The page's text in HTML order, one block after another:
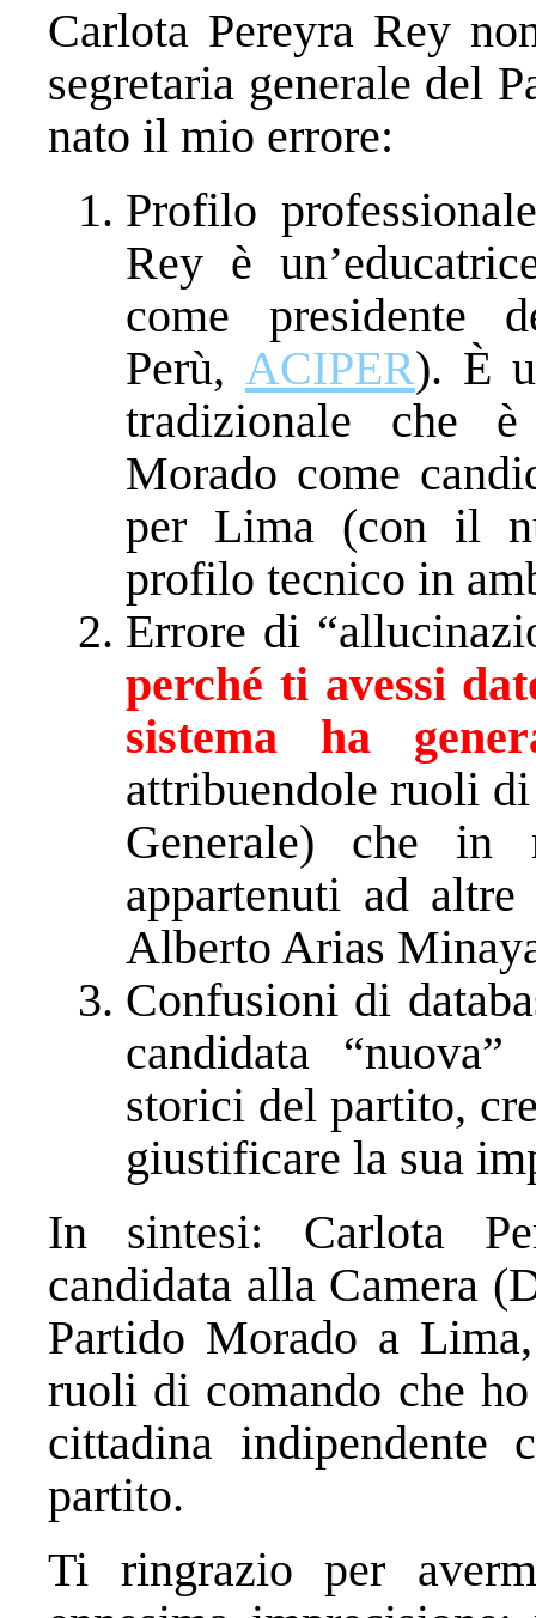
Carlota Pereyra Rey
segretaria generale del
nato il mio errore:
Profilo
Rey è
come presidente
Perù, ACIPER). È
tradizionale che
Morado come
per Lima (con il
profilo tecnico in
Errore di
perché ti avessi
sistema ha
attribuendole ruoli
Generale) che in
appartenuti ad
Alberto Arias
Confusioni di
candidata
storici del partito,
giustificare la sua
In sintesi: Carlota
candidata alla Camera
Partido Morado a
ruoli di comando che
cittadina
partito.
Ti ringrazio per